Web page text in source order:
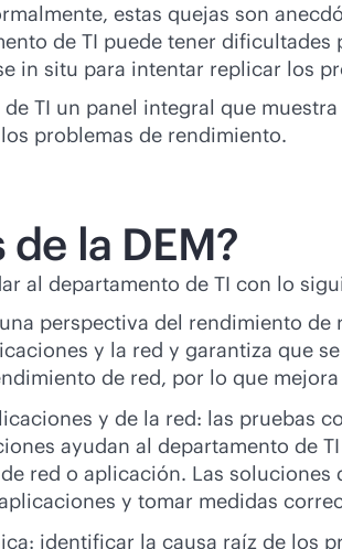
estas quejas son
de TI puede tener
in situ para intentar replicar los
TI un panel integral que
problemas de rendimiento.
la DEM?
al departamento de TI con lo
perspectiva del rendimiento de
y la red y garantiza que
de red, por lo que
y de la red: las pruebas
ayudan al departamento de
red o aplicación. Las
y tomar medidas
identificar la causa raíz de los